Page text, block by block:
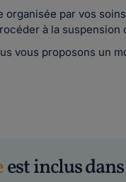
par vos
à la
vous proposons un
est inclus